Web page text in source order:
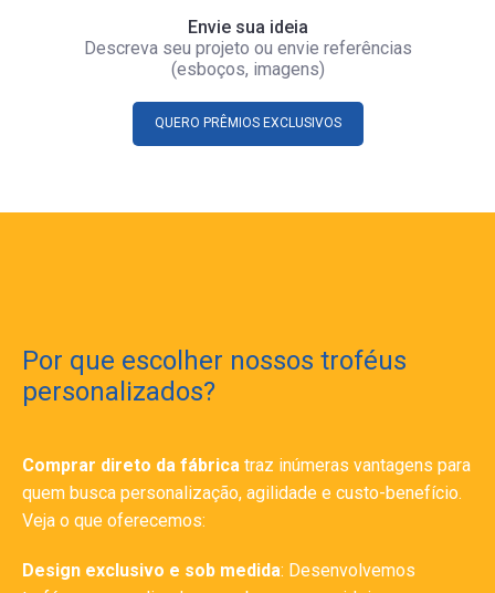
Envie sua ideia
Descreva seu projeto ou envie referências
(esboços, imagens)
QUERO PRÊMIOS EXCLUSIVOS
Por que escolher nossos troféus
personalizados?
Comprar direto da fábrica traz inúmeras vantagens para
quem busca personalização, agilidade e custo-benefício.
Veja o que oferecemos:
Design exclusivo e sob medida: Desenvolvemos